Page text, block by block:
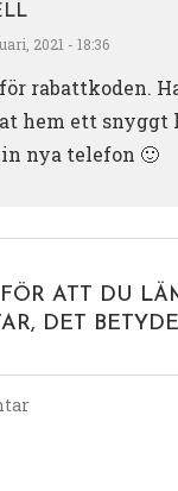
2021 - 18:36
rabattkoden.
hem ett snyggt
nya telefon 🙂
ATT DU
DET